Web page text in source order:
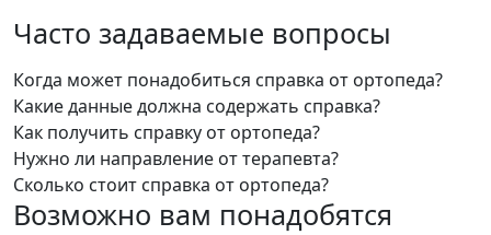
Часто задаваемые вопросы
Когда может понадобиться справка от ортопеда?
Какие данные должна содержать справка?
Как получить справку от ортопеда?
Нужно ли направление от терапевта?
Сколько стоит справка от ортопеда?
Возможно вам понадобятся